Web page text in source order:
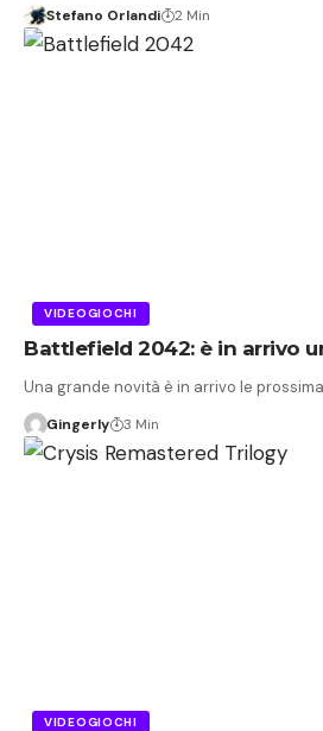
Stefano Orlandi 2 Min
VIDEOGIOCHI
Battlefield 2042: è in arrivo
Una grande novità è in arrivo le
Gingerly 3 Min
VIDEOGIOCHI